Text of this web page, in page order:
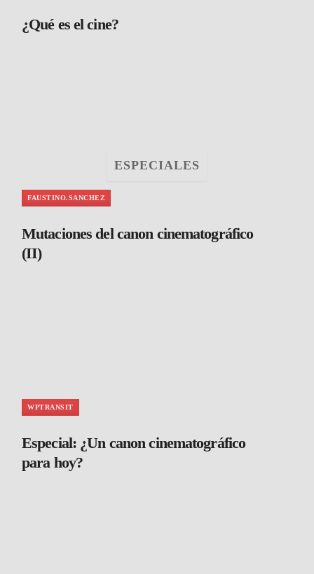
¿Qué es el cine?
ESPECIALES
FAUSTINO.SANCHEZ
Mutaciones del canon cinematográfico
(II)
WPTRANSIT
Especial: ¿Un canon cinematográfico
para hoy?